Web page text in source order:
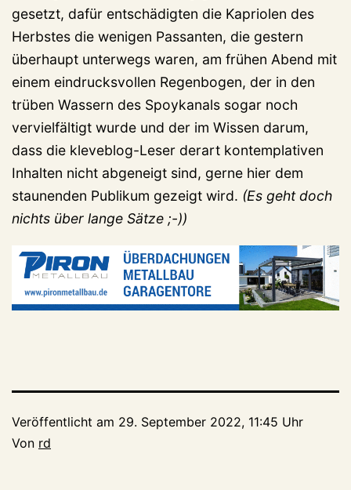
gesetzt, dafür entschädigten die Kapriolen des
Herbstes die wenigen Passanten, die gestern
überhaupt unterwegs waren, am frühen Abend mit
einem eindrucksvollen Regenbogen, der in den
trüben Wassern des Spoykanals sogar noch
vervielfältigt wurde und der im Wissen darum,
dass die kleveblog-Leser derart kontemplativen
Inhalten nicht abgeneigt sind, gerne hier dem
staunenden Publikum gezeigt wird. (Es geht doch
nichts über lange Sätze ;-))
Veröffentlicht am 29. September 2022, 11:45 Uhr
Von rd